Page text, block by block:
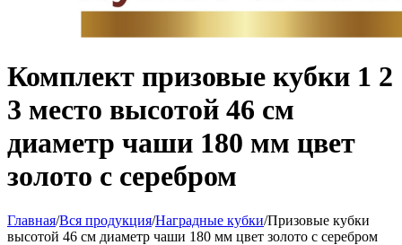
Комплект призовые кубки 1 2
3 место высотой 46 см
диаметр чаши 180 мм цвет
золото с серебром
Главная/Вся продукция/Наградные кубки/Призовые кубки
высотой 46 см диаметр чаши 180 мм цвет золото с серебром